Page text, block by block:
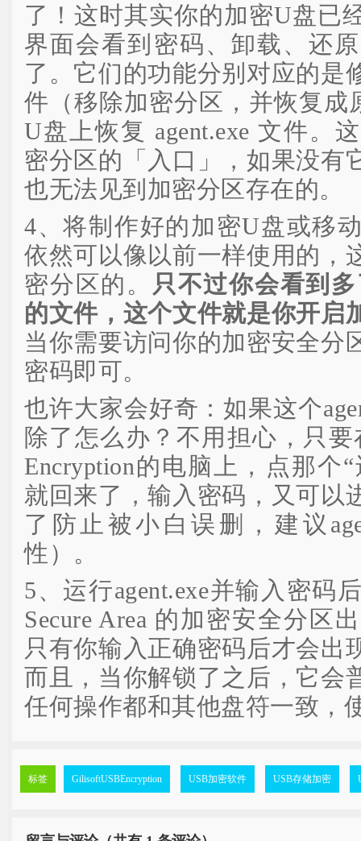
了！这时其实你的加密U盘已
界面会看到密码、卸载、还
了。它们的功能分别对应的是
件（移除加密分区，并恢复成
U盘上恢复 agent.exe 文件。
密分区的「入口」，如果没有
也无法见到加密分区存在的。
4、将制作好的加密U盘或移
依然可以像以前一样使用的，
密分区的。 只不过你会看到
的文件，这个文件就是你开启
当你需要访问你的加密安全分
密码即可。
也许大家会好奇：如果这个
除了怎么办？不用担心，只
Encryption的电脑上，点那个“
就回来了，输入密码，又可以
了防止被小白误删，建议
性）。
5、运行agent.exe并输入密码
Secure Area 的加密安全分区
只有你输入正确密码后才会出
而且，当你解锁了之后，它会
任何操作都和其他盘符一致，
标签 GilisoftUSBEncryption USB加密软件 USB存储加密